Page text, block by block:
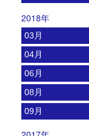
2018年
03月
04月
06月
08月
09月